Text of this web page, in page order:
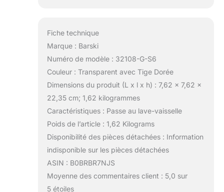
Fiche technique
Marque : Barski
Numéro de modèle : 32108-G-S6
Couleur : Transparent avec Tige Dorée
Dimensions du produit (L x l x h) : 7,62 x 7,62 x
22,35 cm; 1,62 kilogrammes
Caractéristiques : Passe au lave-vaisselle
Poids de l’article : 1,62 Kilograms
Disponibilité des pièces détachées : Information
indisponible sur les pièces détachées
ASIN : B0BRBR7NJS
Moyenne des commentaires client : 5,0 sur
5 étoiles